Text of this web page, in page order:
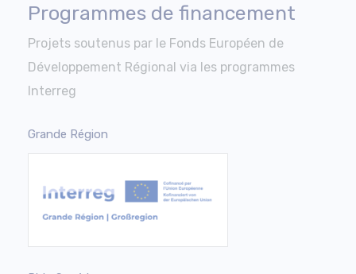
Programmes de financement
Projets soutenus par le Fonds Européen de
Développement Régional via les programmes
Interreg
Grande Région